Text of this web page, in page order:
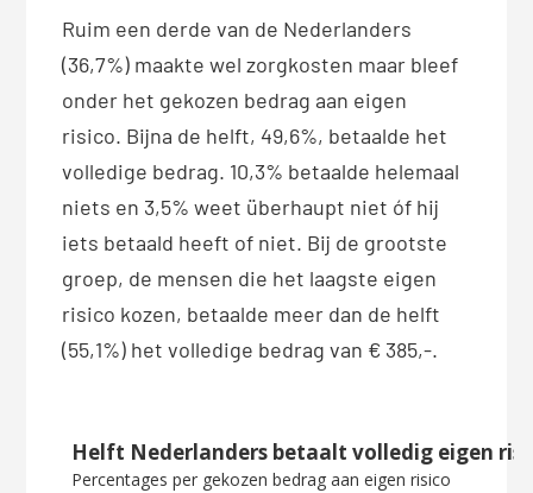
Ruim een derde van de Nederlanders
(36,7%) maakte wel zorgkosten maar bleef
onder het gekozen bedrag aan eigen
risico. Bijna de helft, 49,6%, betaalde het
volledige bedrag. 10,3% betaalde helemaal
niets en 3,5% weet überhaupt niet óf hij
iets betaald heeft of niet. Bij de grootste
groep, de mensen die het laagste eigen
risico kozen, betaalde meer dan de helft
(55,1%) het volledige bedrag van € 385,-.